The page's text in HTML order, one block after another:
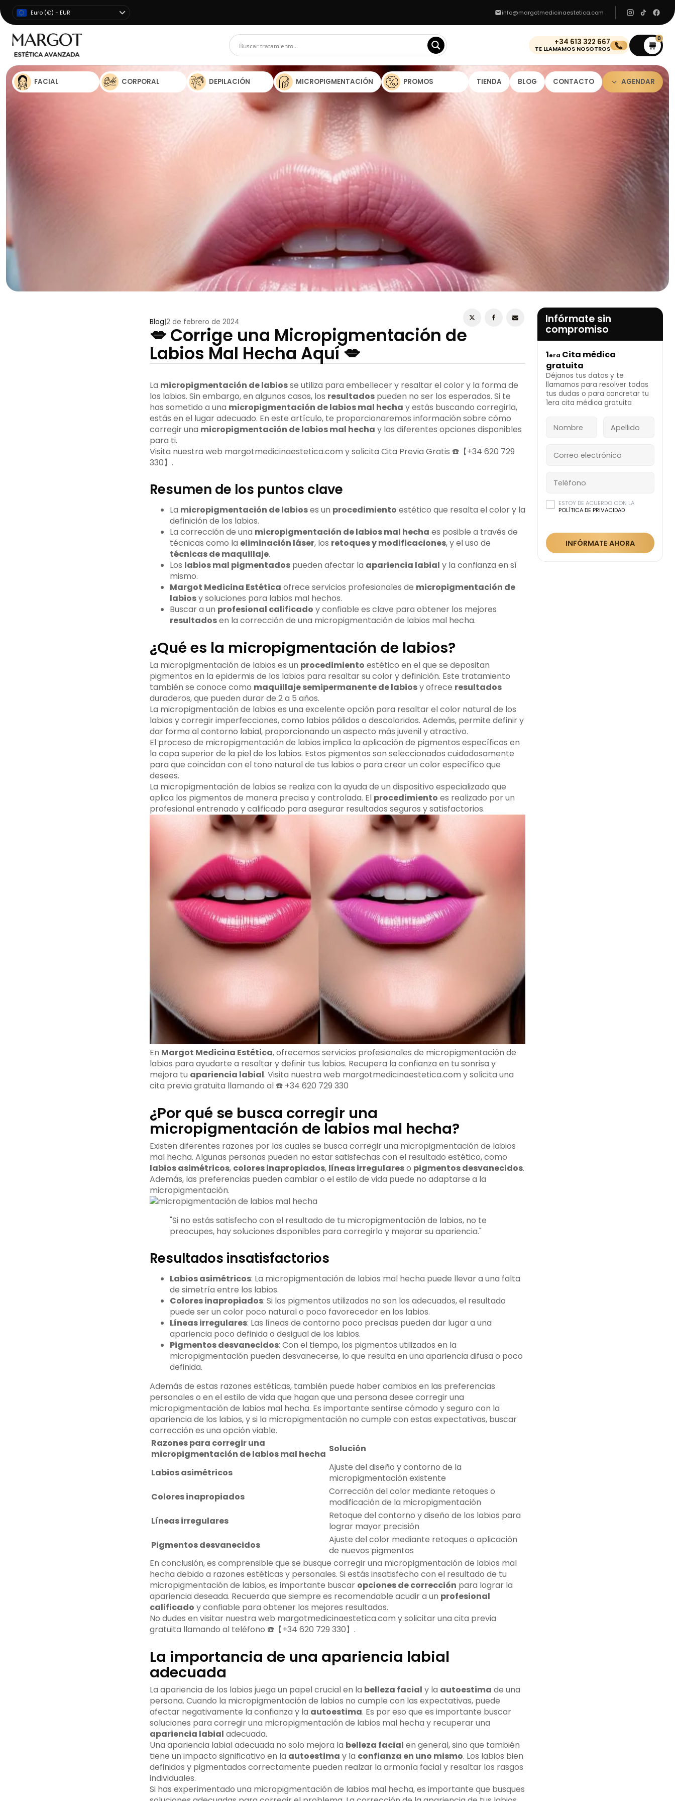
Euro (€) - EUR info@margotmedicinaestetica.com
+34 613 322 667
TE LLAMAMOS NOSOTROS
0
FACIAL CORPORAL DEPILACIÓN MICROPIGMENTACIÓN PROMOS TIENDA BLOG CONTACTO AGENDAR
INFÓRMATE AHORA
Blog 2 de febrero de 2024
💋 Corrige una Micropigmentación de
Labios Mal Hecha Aquí 💋
La micropigmentación de labiosse utiliza para embellecer y resaltar el color y la forma de
los labios. Sin embargo, en algunos casos, los resultadospueden no ser los esperados. Si te
has sometido a una micropigmentación de labios mal hecha y estás buscando corregirla,
estás en el lugar adecuado. En este artículo, te proporcionaremos información sobre cómo
corregir una micropigmentación de labios mal hecha y las diferentes opciones disponibles
para ti.
Visita nuestra web margotmedicinaestetica.com y solicita Cita Previa Gratis ☎️【+34 620 729
330】.
Resumen de los puntos clave
La micropigmentación de labioses un procedimiento estético que resalta el color y la
definición de los labios.
La corrección de una micropigmentación de labios mal hecha es posible a través de
técnicas como la eliminación láser, los retoques y modificaciones, y el uso de
técnicas de maquillaje.
Los labios mal pigmentadospueden afectar la apariencia labial y la confianza en sí
mismo.
Margot Medicina Estética ofrece servicios profesionales de micropigmentación de
labiosy soluciones para labios mal hechos.
Buscar a un profesional calificado y confiable es clave para obtener los mejores
resultadosen la corrección de una micropigmentación de labios mal hecha.
¿Qué es la micropigmentación de labios?
La micropigmentación de labios es un procedimiento estético en el que se depositan
pigmentos en la epidermis de los labios para resaltar su color y definición. Este tratamiento
también se conoce como maquillaje semipermanente de labiosy ofrece resultados
duraderos, que pueden durar de 2 a 5 años.
La micropigmentación de labios es una excelente opción para resaltar el color natural de los
labios y corregir imperfecciones, como labios pálidos o descoloridos. Además, permite definir y
dar forma al contorno labial, proporcionando un aspecto más juvenil y atractivo.
El proceso de micropigmentación de labios implica la aplicación de pigmentos específicos en
la capa superior de la piel de los labios. Estos pigmentos son seleccionados cuidadosamente
para que coincidan con el tono natural de tus labios o para crear un color específico que
desees.
La micropigmentación de labios se realiza con la ayuda de un dispositivo especializado que
aplica los pigmentos de manera precisa y controlada. El procedimiento es realizado por un
profesional entrenado y calificado para asegurar resultados seguros y satisfactorios.
En Margot Medicina Estética, ofrecemos servicios profesionales de micropigmentación de
labios para ayudarte a resaltar y definir tus labios. Recupera la confianza en tu sonrisa y
mejora tu apariencia labial. Visita nuestra web margotmedicinaestetica.com y solicita una
cita previa gratuita llamando al ☎️ +34 620 729 330
¿Por qué se busca corregir una
micropigmentación de labios mal hecha?
Existen diferentes razones por las cuales se busca corregir una micropigmentación de labios
mal hecha. Algunas personas pueden no estar satisfechas con el resultado estético, como
labios asimétricos, colores inapropiados, líneas irregulareso pigmentos desvanecidos.
Además, las preferencias pueden cambiar o el estilo de vida puede no adaptarse a la
micropigmentación.
"Si no estás satisfecho con el resultado de tu micropigmentación de labios, no te
preocupes, hay soluciones disponibles para corregirlo y mejorar su apariencia."
Resultados insatisfactorios
Labios asimétricos: La micropigmentación de labios mal hecha puede llevar a una falta
de simetría entre los labios.
Colores inapropiados: Si los pigmentos utilizados no son los adecuados, el resultado
puede ser un color poco natural o poco favorecedor en los labios.
Líneas irregulares: Las líneas de contorno poco precisas pueden dar lugar a una
apariencia poco definida o desigual de los labios.
Pigmentos desvanecidos: Con el tiempo, los pigmentos utilizados en la
micropigmentación pueden desvanecerse, lo que resulta en una apariencia difusa o poco
definida.
Además de estas razones estéticas, también puede haber cambios en las preferencias
personales o en el estilo de vida que hagan que una persona desee corregir una
micropigmentación de labios mal hecha. Es importante sentirse cómodo y seguro con la
apariencia de los labios, y si la micropigmentación no cumple con estas expectativas, buscar
corrección es una opción viable.
Razones para corregir una
micropigmentación de labios mal hecha Solución
Labios asimétricos
Ajuste del diseño y contorno de la
micropigmentación existente
Colores inapropiados
Corrección del color mediante retoques o
modificación de la micropigmentación
Líneas irregulares
Retoque del contorno y diseño de los labios para
lograr mayor precisión
Pigmentos desvanecidos
Ajuste del color mediante retoques o aplicación
de nuevos pigmentos
En conclusión, es comprensible que se busque corregir una micropigmentación de labios mal
hecha debido a razones estéticas y personales. Si estás insatisfecho con el resultado de tu
micropigmentación de labios, es importante buscar opciones de corrección para lograr la
apariencia deseada. Recuerda que siempre es recomendable acudir a un profesional
calificado y confiable para obtener los mejores resultados.
No dudes en visitar nuestra web margotmedicinaestetica.com y solicitar una cita previa
gratuita llamando al teléfono ☎️【+34 620 729 330】.
La importancia de una apariencia labial
adecuada
La apariencia de los labios juega un papel crucial en la belleza facial y la autoestima de una
persona. Cuando la micropigmentación de labios no cumple con las expectativas, puede
afectar negativamente la confianza y la autoestima. Es por eso que es importante buscar
soluciones para corregir una micropigmentación de labios mal hecha y recuperar una
apariencia labial adecuada.
Una apariencia labial adecuada no solo mejora la belleza facial en general, sino que también
tiene un impacto significativo en la autoestima y la confianza en uno mismo. Los labios bien
definidos y pigmentados correctamente pueden realzar la armonía facial y resaltar los rasgos
individuales.
Si has experimentado una micropigmentación de labios mal hecha, es importante que busques
Infórmate sin
compromiso
1era Cita médica
gratuita
Déjanos tus datos y te
llamamos para resolver todas
tus dudas o para concretar tu
1era cita médica gratuita
ESTOY DE ACUERDO CON LA
POLÍTICA DE PRIVACIDAD
INFÓRMATE AHORA